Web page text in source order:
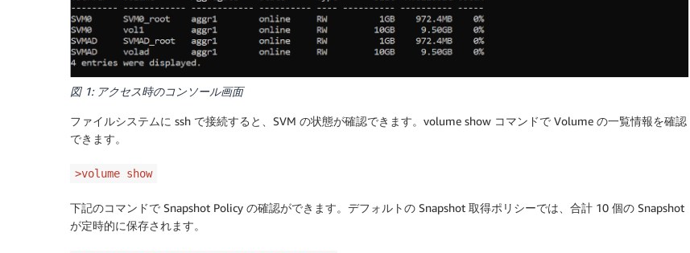
図 1: アクセス時のコンソール画面
ファイルシステムに ssh で接続すると、SVM の状態が確認できます。volume show コマンドで Volume の一覧情報を確認
できます。
>volume show
下記のコマンドで Snapshot Policy の確認ができます。デフォルトの Snapshot 取得ポリシーでは、合計 10 個の Snapshot
が定時的に保存されます。